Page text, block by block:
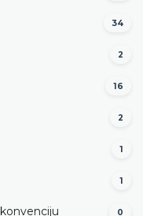
34
2
16
2
1
1
0